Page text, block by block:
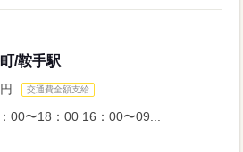
/鞍手駅
交通費全額支給
00〜18：00 16：00〜09...